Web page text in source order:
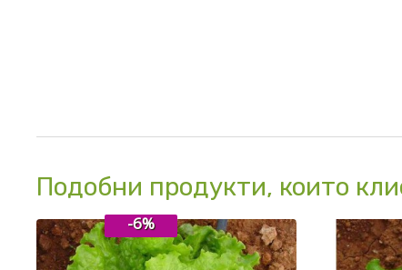
Подобни продукти, които
-6%